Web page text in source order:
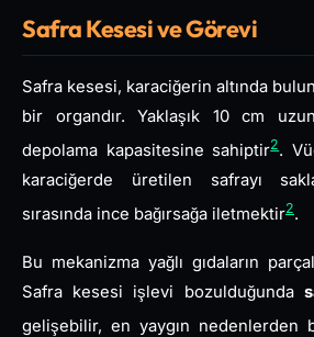
Safra Kesesi ve Görevi
Safra kesesi, karaciğerin altında
bir organdır. Yaklaşık 10 cm
depolama kapasitesine sahiptir2.
karaciğerde üretilen safrayı
sırasında ince bağırsağa iletmektir2.
Bu mekanizma yağlı gıdaların
Safra kesesi işlevi bozulduğunda
gelişebilir, en yaygın nedenlerden